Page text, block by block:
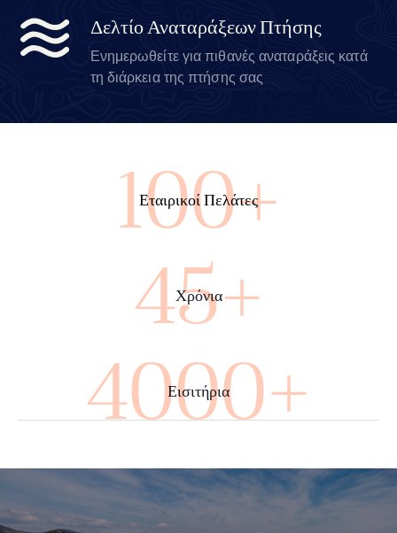
Δελτίο Αναταράξεων Πτήσης
Ενημερωθείτε για πιθανές αναταράξεις κατά
τη διάρκεια της πτήσης σας
100+
Εταιρικοί Πελάτες
45+
Χρόνια
4000+
Εισιτήρια